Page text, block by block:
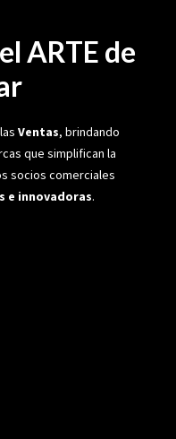
ARTE de
Ventas, brindando
que simplifican la
socios comerciales
e innovadoras.